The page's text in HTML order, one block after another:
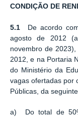
CONDIÇÃO DE
5.1 De acordo
agosto de 2012
novembro de
2012, e na Portaria
do Ministério da
vagas ofertadas por
Públicas, da
a) Do total de